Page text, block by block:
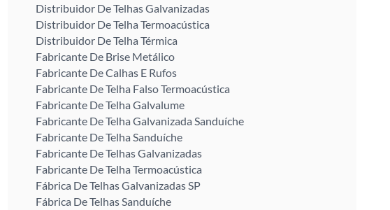
Distribuidor De Telhas Galvanizadas
Distribuidor De Telha Termoacústica
Distribuidor De Telha Térmica
Fabricante De Brise Metálico
Fabricante De Calhas E Rufos
Fabricante De Telha Falso Termoacústica
Fabricante De Telha Galvalume
Fabricante De Telha Galvanizada Sanduíche
Fabricante De Telha Sanduíche
Fabricante De Telhas Galvanizadas
Fabricante De Telha Termoacústica
Fábrica De Telhas Galvanizadas SP
Fábrica De Telhas Sanduíche